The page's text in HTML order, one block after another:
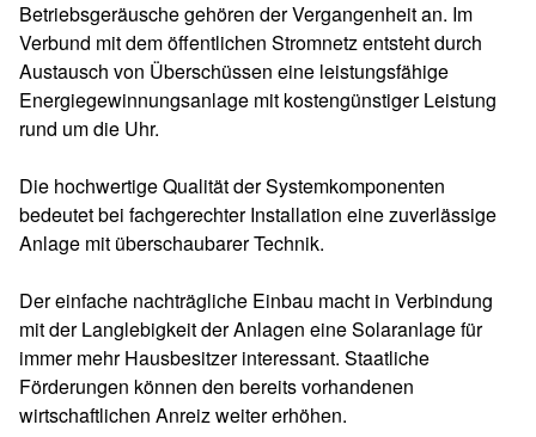
Betriebsgeräusche gehören der Vergangenheit an. Im
Verbund mit dem öffentlichen Stromnetz entsteht durch
Austausch von Überschüssen eine leistungsfähige
Energiegewinnungsanlage mit kostengünstiger Leistung
rund um die Uhr.
Die hochwertige Qualität der Systemkomponenten
bedeutet bei fachgerechter Installation eine zuverlässige
Anlage mit überschaubarer Technik.
Der einfache nachträgliche Einbau macht in Verbindung
mit der Langlebigkeit der Anlagen eine Solaranlage für
immer mehr Hausbesitzer interessant. Staatliche
Förderungen können den bereits vorhandenen
wirtschaftlichen Anreiz weiter erhöhen.